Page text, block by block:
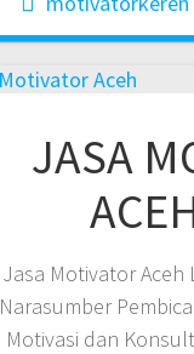
JASA
Jasa Motivator Aceh
Narasumber
Motivasi dan